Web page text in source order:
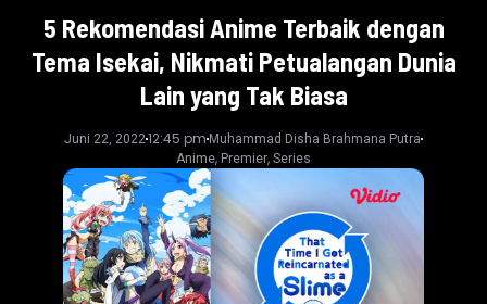
5 Rekomendasi Anime Terbaik dengan
Tema Isekai, Nikmati Petualangan Dunia
Lain yang Tak Biasa
Juni 22, 202212:45 pm Muhammad Disha Brahmana Putra
Anime, Premier, Series